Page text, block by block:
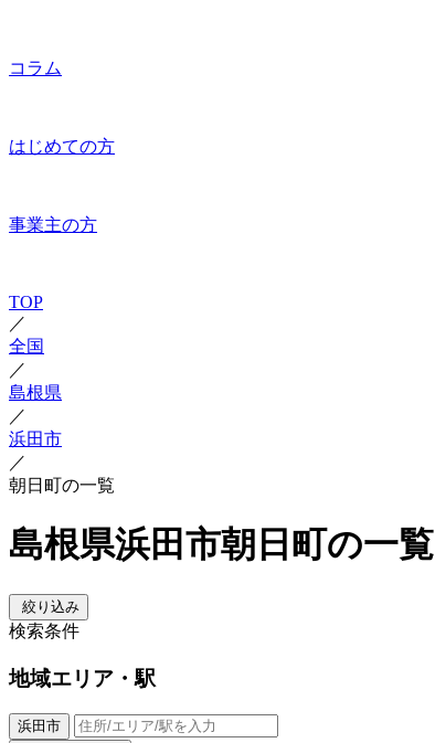
コラム
はじめての方
事業主の方
TOP
／
全国
／
島根県
／
浜田市
／
朝日町の一覧
島根県浜田市朝日町の一覧
絞り込み
検索条件
地域エリア・駅
浜田市